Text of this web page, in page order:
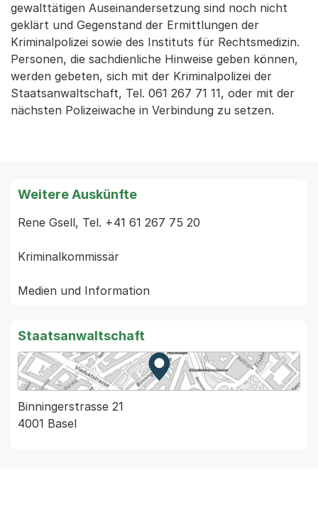
gewalttätigen Auseinandersetzung sind noch nicht
geklärt und Gegenstand der Ermittlungen der
Kriminalpolizei sowie des Instituts für Rechtsmedizin.
Personen, die sachdienliche Hinweise geben können,
werden gebeten, sich mit der Kriminalpolizei der
Staatsanwaltschaft, Tel. 061 267 71 11, oder mit der
nächsten Polizeiwache in Verbindung zu setzen.
Weitere Auskünfte
Rene Gsell, Tel. +41 61 267 75 20
Kriminalkommissär
Staatsanwaltschaft
Zur Karte von MapBS.
Externer Link, wird in einem
Binningerstrasse 21
4001 Basel